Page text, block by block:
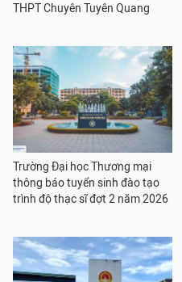
THPT Chuyên Tuyên Quang
Trường Đại học Thương mại
thông báo tuyển sinh đào tạo
trình độ thạc sĩ đợt 2 năm 2026